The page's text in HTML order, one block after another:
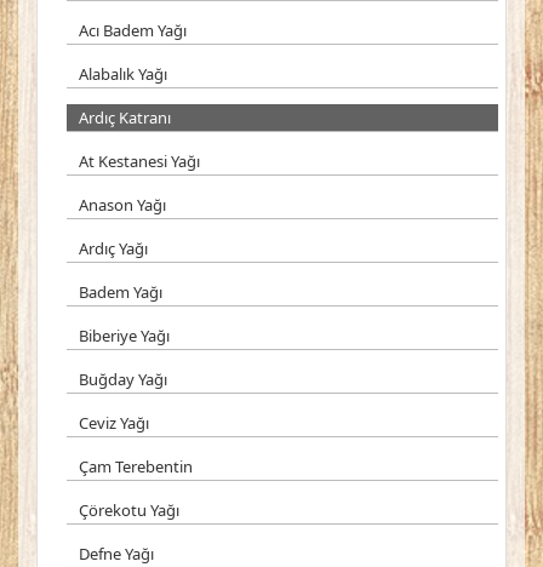
Acı Badem Yağı
Alabalık Yağı
Ardıç Katranı
At Kestanesi Yağı
Anason Yağı
Ardıç Yağı
Badem Yağı
Biberiye Yağı
Buğday Yağı
Ceviz Yağı
Çam Terebentin
Çörekotu Yağı
Defne Yağı